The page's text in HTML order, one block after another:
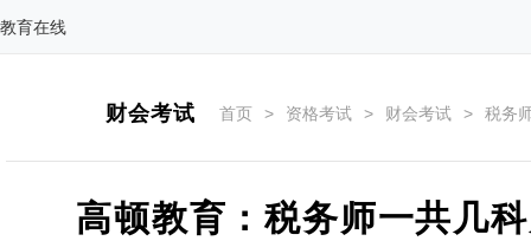
教育在线
财会考试 首页 > 资格考试 > 财会考试 > 税务
高顿教育：税务师一共几